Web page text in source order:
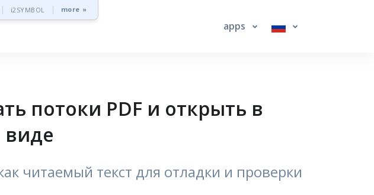
i2SYMBOL more »
apps
потоки PDF и открыть в
виде
читаемый текст для отладки и проверки